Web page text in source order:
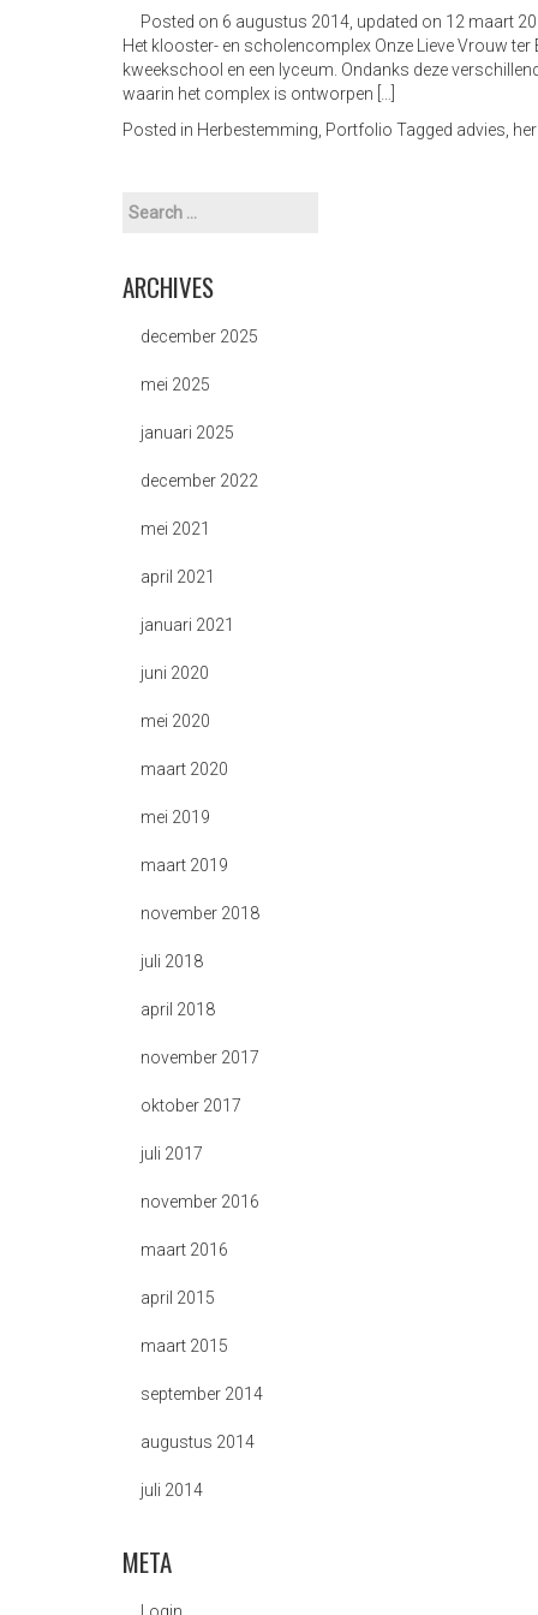
Posted on 6 augustus 2014 , updated on 12 maart
Het klooster- en scholencomplex Onze Lieve Vrouw
kweekschool en een lyceum. Ondanks deze
waarin het complex is ontworpen […]
Posted in Herbestemming Portfolio Tagged advies
ARCHIVES
december 2025
mei 2025
januari 2025
december 2022
mei 2021
april 2021
januari 2021
juni 2020
mei 2020
maart 2020
mei 2019
maart 2019
november 2018
juli 2018
april 2018
november 2017
oktober 2017
juli 2017
november 2016
maart 2016
april 2015
maart 2015
september 2014
augustus 2014
juli 2014
META